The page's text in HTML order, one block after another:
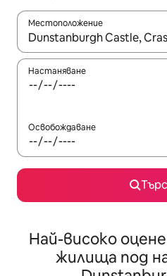
Местоположение
Когато резултатите се
Настаняване
Освобождаване
Най-високо
жилища под